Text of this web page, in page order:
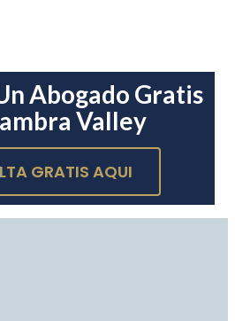
Abogado Gratis
Valley
GRATIS AQUI